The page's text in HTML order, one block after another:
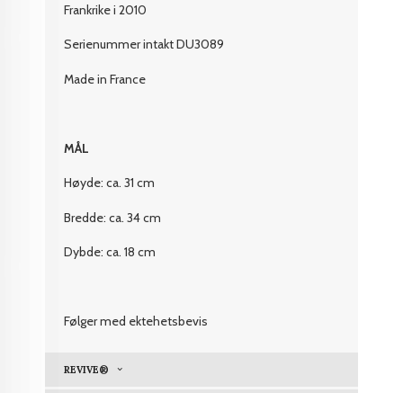
Frankrike i 2010
Serienummer intakt DU3089
Made in France
MÅL
Høyde: ca. 31 cm
Bredde: ca. 34 cm
Dybde: ca. 18 cm
Følger med ektehetsbevis
REVIVE®